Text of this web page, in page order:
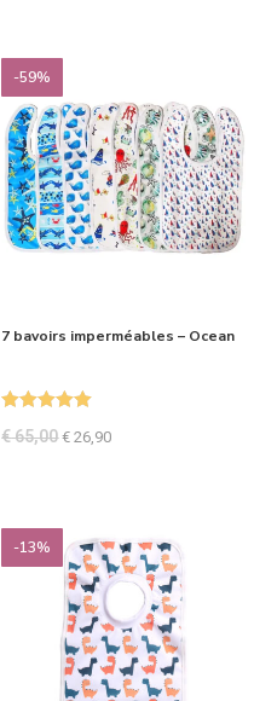
-59%
7 bavoirs imperméables – Ocean
€65,00 € 26,90
-13%